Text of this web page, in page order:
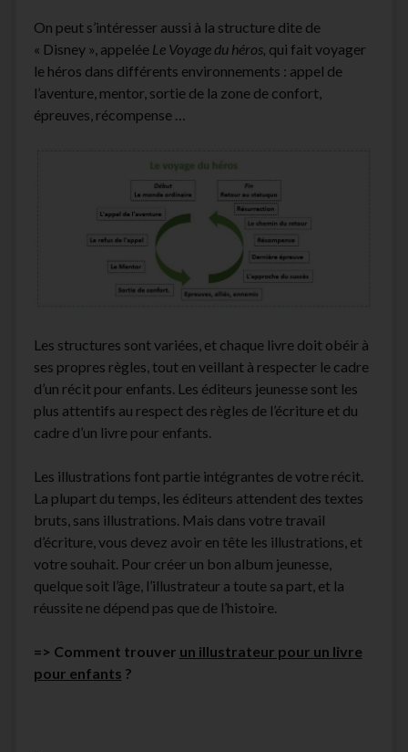
On peut s’intéresser aussi à la structure dite de
« Disney », appelée Le Voyage du héros, qui fait voyager
le héros dans différents environnements : appel de
l’aventure, mentor, sortie de la zone de confort,
épreuves, récompense …
Les structures sont variées, et chaque livre doit obéir à
ses propres règles, tout en veillant à respecter le cadre
d’un récit pour enfants. Les éditeurs jeunesse sont les
plus attentifs au respect des règles de l’écriture et du
cadre d’un livre pour enfants.
Les illustrations font partie intégrantes de votre récit.
La plupart du temps, les éditeurs attendent des textes
bruts, sans illustrations. Mais dans votre travail
d’écriture, vous devez avoir en tête les illustrations, et
votre souhait. Pour créer un bon album jeunesse,
quelque soit l’âge, l’illustrateur a toute sa part, et la
réussite ne dépend pas que de l’histoire.
=> Comment trouver un illustrateur pour un livre
pour enfants ?